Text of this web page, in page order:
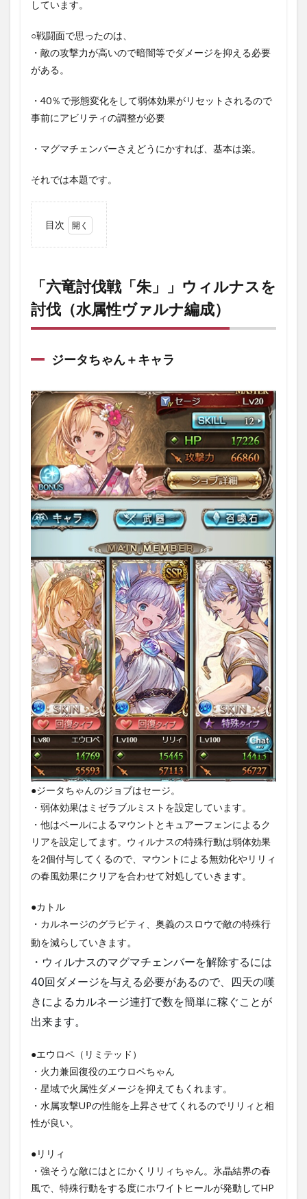
しています。
○戦闘面で思ったのは、
・敵の攻撃力が高いので暗闇等でダメージを抑える必要
がある。
・40％で形態変化をして弱体効果がリセットされるので
事前にアビリティの調整が必要
・マグマチェンバーさえどうにかすれば、基本は楽。
それでは本題です。
目次
「朱」」
ウィルナ
スを討伐
（水属性
ヴァルナ
1.1
タち
ゃん
＋キ
ャラ
1.2
召喚
石
1.3
武器
1.4
ク
「六竜討
伐戦
「朱」」
1.5
Lv150
ウィ
ルナ
ス戦
1.5.1
①開幕
1.5.2
②戦
闘：通
常攻撃
1.5.3
③
戦闘：マグ
ー
（HP90%）
1.5.4
④戦
闘：熱
線
⑤戦
闘：ハ
ドロ
ン・ス
フィア
⑥
戦闘：敵
HP60−40％
⑦戦
闘：形
態変
化・弱
体リセ
ドロ
ン・バ
「六竜討伐戦「朱」」ウィルナスを
討伐（水属性ヴァルナ編成）
ジータちゃん＋キャラ
●ジータちゃんのジョブはセージ。
・弱体効果はミゼラブルミストを設定しています。
・他はベールによるマウントとキュアーフェンによるク
リアを設定してます。ウィルナスの特殊行動は弱体効果
を2個付与してくるので、マウントによる無効化やリリィ
の春風効果にクリアを合わせて対処していきます。
●カトル
・カルネージのグラビティ、奥義のスロウで敵の特殊行
動を減らしていきます。
・ウィルナスのマグマチェンバーを解除するには
40回ダメージを与える必要があるので、四天の嘆
きによるカルネージ連打で数を簡単に稼ぐことが
出来ます。
●エウロペ（リミテッド）
・火力兼回復役のエウロペちゃん
・星域で火属性ダメージを抑えてもくれます。
・水属攻撃UPの性能を上昇させてくれるのでリリィと相
性が良い。
●リリィ
・強そうな敵にはとにかくリリィちゃん。氷晶結界の春
風で、特殊行動をする度にホワイトヒールが発動してHP